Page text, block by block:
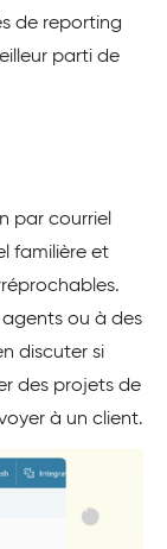
de reporting
parti de
par courriel
familière et
ou à des
discuter si
des projets de
à un client.